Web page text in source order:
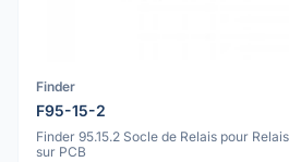
Finder
F95-15-2
Finder 95.15.2 Socle de Relais pour
sur PCB